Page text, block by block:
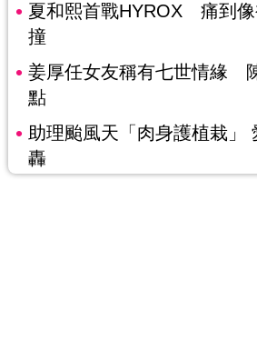
夏和熙首戰HYROX 痛到
撞
姜厚任女友稱有七世情緣
點
助理颱風天「肉身護植栽」
轟